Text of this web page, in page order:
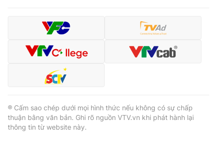
® Cấm sao chép dưới mọi hình thức nếu không có sự chấp
thuận bằng văn bản. Ghi rõ nguồn VTV.vn khi phát hành lại
thông tin từ website này.